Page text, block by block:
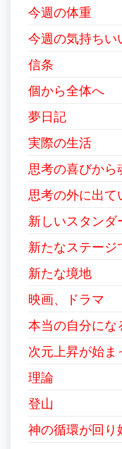
今週の体重
今週の気持ちい
信条
個から全体へ
夢日記
実際の生活
思考の喜びか
思考の外に出て
新しいスタンダ
新たなステージ
新たな境地
映画、ドラマ
本当の自分にな
次元上昇が始ま
理論
登山
神の循環が回り